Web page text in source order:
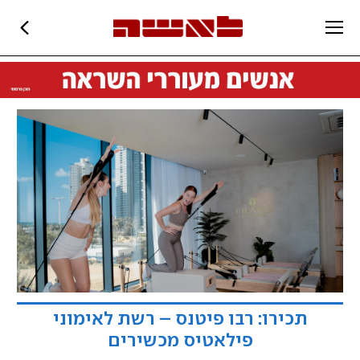
תכירו: רבו פיטנס – רשת לאימוני
פילאטיס מכשירים